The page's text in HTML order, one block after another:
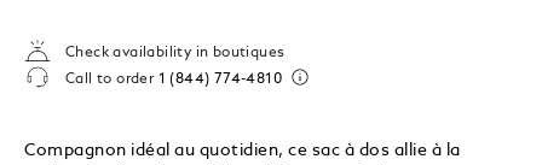
Check availability in boutiques
Call to order 1 (844) 774-4810
Compagnon idéal au quotidien, ce sac à dos allie à la